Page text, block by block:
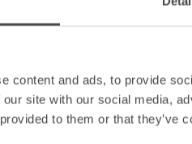
content and ads, to provide
site with our social media,
to them or that they’ve
ist.
sollte sich auf Folgendes
ansprechen
basieren
Erinnerung im Jahr